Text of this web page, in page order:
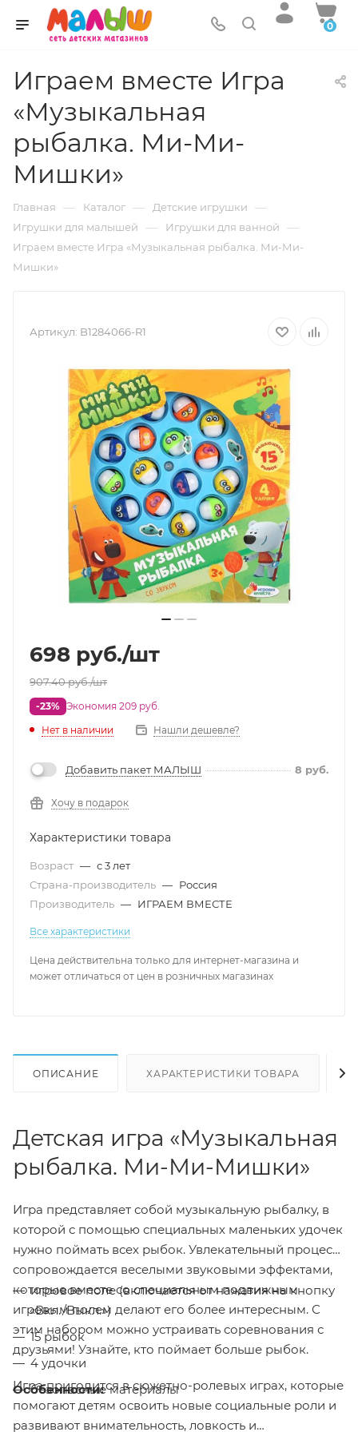
0
Играем вместе Игра
«Музыкальная
рыбалка. Ми-Ми-
Мишки»
Главная — Каталог — Детские игрушки —
Игрушки для малышей — Игрушки для ванной —
Играем вместе Игра «Музыкальная рыбалка. Ми-Ми-
Мишки»
Артикул: B1284066-R1
698 руб./шт
907.40руб./шт
-23% Экономия 209 руб.
Нет в наличии
Нашли дешевле?
Добавить пакет МАЛЫШ 8 руб.
Хочу в подарок
Характеристики товара
Возраст — с 3 лет
Страна-производитель — Россия
Производитель — ИГРАЕМ ВМЕСТЕ
Все характеристики
Цена действительна только для интернет-магазина и
может отличаться от цен в розничных магазинах
ОПИСАНИЕ ХАРАКТЕРИСТИКИ ТОВАРА
Детская игра «Музыкальная
рыбалка. Ми-Ми-Мишки»
Игра представляет собой музыкальную рыбалку, в
которой с помощью специальных маленьких удочек
нужно поймать всех рыбок. Увлекательный процесс
сопровождается веселыми звуковыми эффектами,
которые вместе со специальным подвижным
игровым полем делают его более интересным. С
этим набором можно устраивать соревнования с
друзьями! Узнайте, кто поймает больше рыбок.
Особенности:
игровое поле (включается от нажатия на кнопку
«Вкл./Выкл.»)
15 рыбок
4 удочки
безопасные материалы
Игра пригодится в сюжетно-ролевых играх, которые
помогают детям освоить новые социальные роли и
развивают внимательность, ловкость и